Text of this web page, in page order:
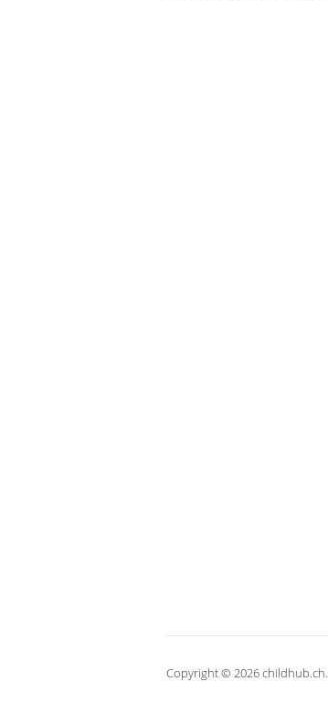
Copyright © 2026 childhub.ch.